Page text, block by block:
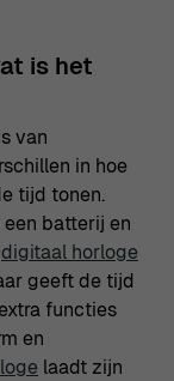
is het
van
in hoe
tijd tonen.
batterij en
digitaal horloge
geeft de tijd
functies
en
laadt zijn